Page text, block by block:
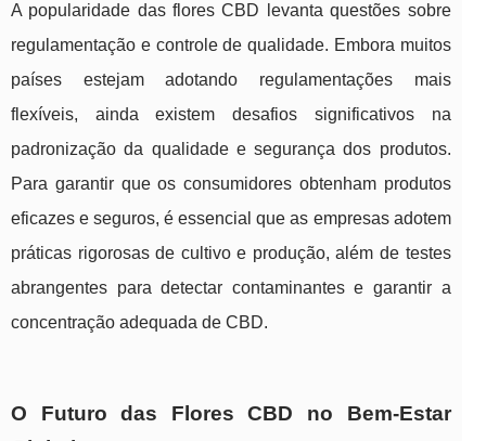
A popularidade das flores CBD levanta questões sobre
regulamentação e controle de qualidade. Embora muitos
países estejam adotando regulamentações mais
flexíveis, ainda existem desafios significativos na
padronização da qualidade e segurança dos produtos.
Para garantir que os consumidores obtenham produtos
eficazes e seguros, é essencial que as empresas adotem
práticas rigorosas de cultivo e produção, além de testes
abrangentes para detectar contaminantes e garantir a
concentração adequada de CBD.
O Futuro das Flores CBD no Bem-Estar